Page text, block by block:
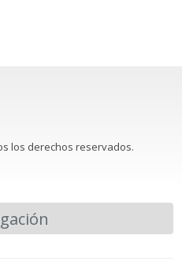
los derechos reservados.